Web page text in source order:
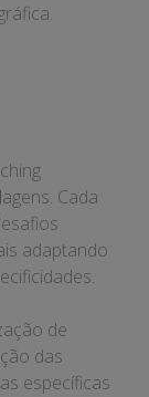
Cada
adaptando
de
das
específicas